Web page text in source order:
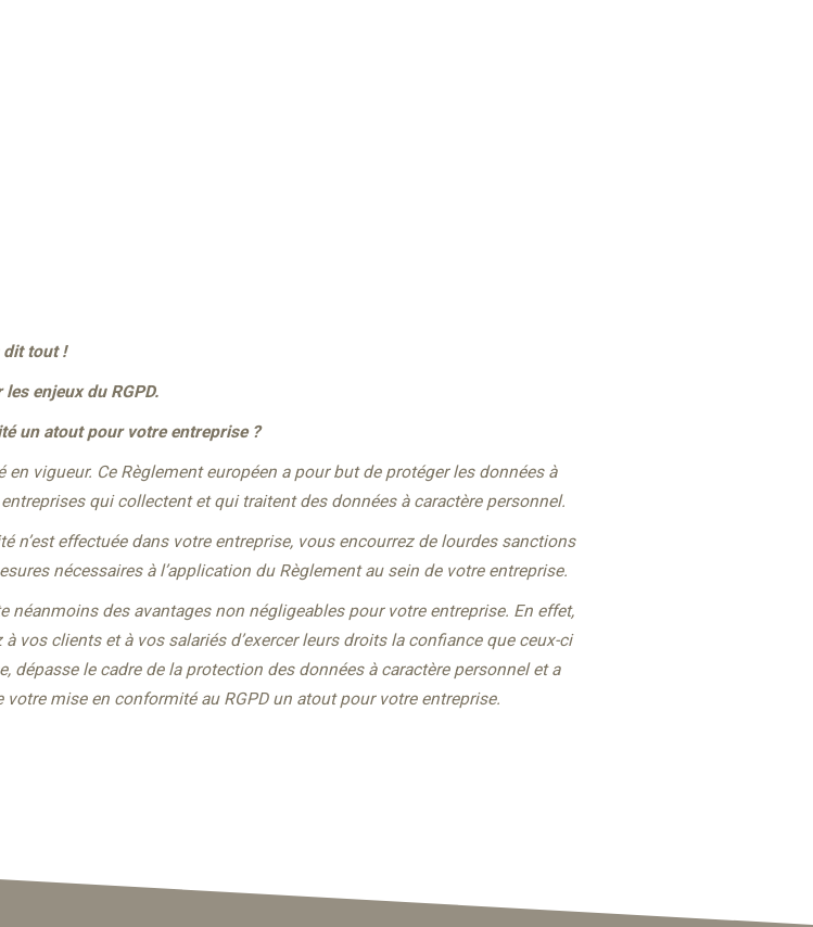
dit tout !
enjeux du RGPD.
un atout pour votre entreprise ?
vigueur. Ce Règlement européen a pour but de protéger les données à
qui collectent et qui traitent des données à caractère personnel.
n’est effectuée dans votre entreprise, vous encourrez de lourdes sanctions
nécessaires à l’application du Règlement au sein de votre entreprise.
des avantages non négligeables pour votre entreprise. En effet,
clients et à vos salariés d’exercer leurs droits la confiance que ceux-ci
dépasse le cadre de la protection des données à caractère personnel et a
mise en conformité au RGPD un atout pour votre entreprise.